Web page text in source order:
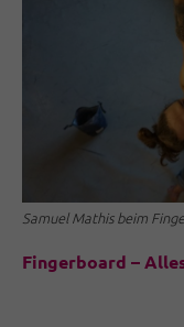
Samuel Mathis beim
Fingerboard –